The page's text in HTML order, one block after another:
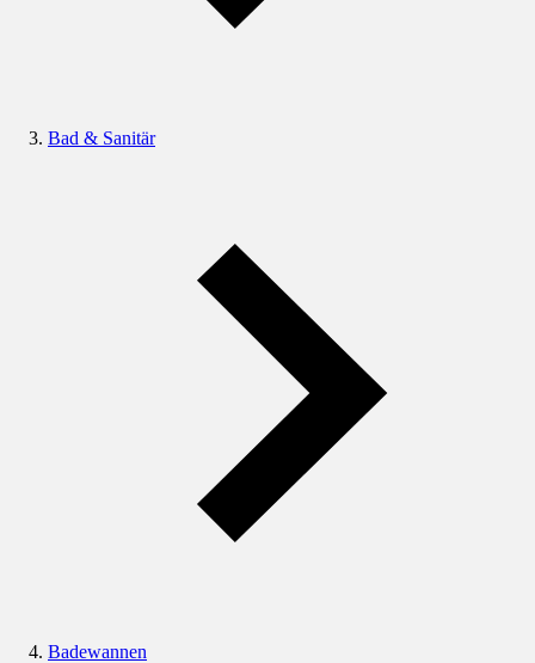
Bad & Sanitär
Badewannen